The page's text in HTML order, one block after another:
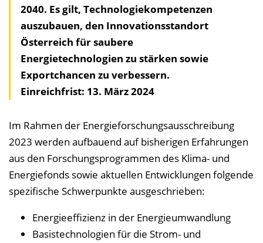
2040. Es gilt, Technologiekompetenzen
auszubauen, den Innovationsstandort
Österreich für saubere
Energietechnologien zu stärken sowie
Exportchancen zu verbessern.
Einreichfrist: 13. März 2024
Im Rahmen der Energieforschungsausschreibung
2023 werden aufbauend auf bisherigen Erfahrungen
aus den Forschungsprogrammen des Klima- und
Energiefonds sowie aktuellen Entwicklungen folgende
spezifische Schwerpunkte ausgeschrieben:
Energieeffizienz in der Energieumwandlung
Basistechnologien für die Strom- und